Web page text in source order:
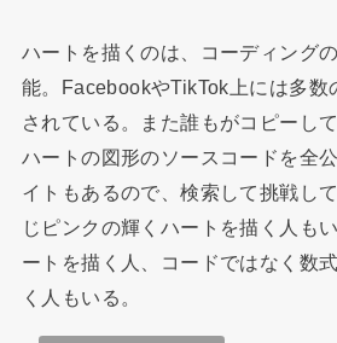
ハートを描くのは、コーディング
能。FacebookやTikTok上には多数
されている。また誰もがコピーし
ハートの図形のソースコードを全
イトもあるので、検索して挑戦し
じピンクの輝くハートを描く人も
ートを描く人、コードではなく数
く人もいる。